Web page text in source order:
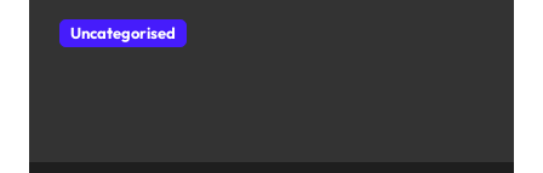
Uncategorised